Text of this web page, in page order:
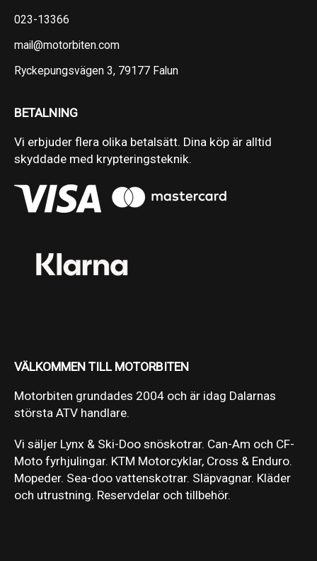
023-13366
mail@motorbiten.com
Ryckepungsvägen 3, 79177 Falun
BETALNING
Vi erbjuder flera olika betalsätt. Dina köp är alltid
skyddade med krypteringsteknik.
VÄLKOMMEN TILL MOTORBITEN
Motorbiten grundades 2004 och är idag Dalarnas
största ATV handlare.
Vi säljer Lynx & Ski-Doo snöskotrar. Can-Am och CF-
Moto fyrhjulingar. KTM Motorcyklar, Cross & Enduro.
Mopeder. Sea-doo vattenskotrar. Släpvagnar. Kläder
och utrustning. Reservdelar och tillbehör.